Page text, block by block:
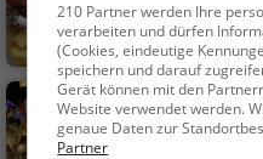
Zur
Bar in
210 Partner werden Ihre
verarbeiten und dürfen
(Cookies, eindeutige
speichern und darauf
Gerät können mit den
Website verwendet werden.
genaue Daten zur
Partner